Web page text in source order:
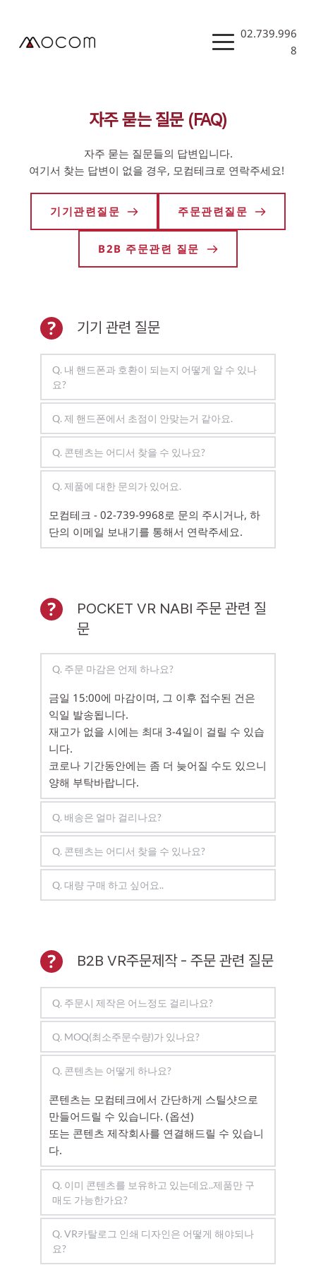
02.739.996
8
자주 묻는 질문 (FAQ)
자주 묻는 질문들의 답변입니다.
여기서 찾는 답변이 없을 경우, 모컴테크로 연락주세요!
기기관련질문 주문관련질문
B2B 주문관련 질문
기기 관련 질문
Q. 내 핸드폰과 호환이 되는지 어떻게 알 수 있나
요?
대부분의 스마트폰의 경우 호환이 가능합니
다. (자이로센서 탑재모델)
서 탑재모델인지 구매 전에 확인하시기 바랍니
다.
(구글카드보드앱 설치 가능여부 확인, 설치 불
가능할 경우 자이로 센서 없는 모델입니다. 하
Q. 제 핸드폰에서 초점이 안맞는거 같아요.
모델에 따라 최적화를 시켜줘야할 경우도 있습
니다.
어설정으로 들어가서, 사용설명서에 있는 카드
보드 QR마크를 스캔해주세요.
개인차가 있어 뷰어와 눈의 거리는 사람의 마다
최적화 되는 거리가 다르니, 거리를 조절하면서
자신에게 맞는 거리를 찾으세요.
Q. 콘텐츠는 어디서 찾을 수 있나요?
카드보드 앱을 다운받거나, 유투브에서 VR로
는 KR.MOCOMVR.COM으로 접속하세요.VR콘
텐츠 페이지를 참고해주세요.
Q. 제품에 대한 문의가 있어요.
모컴테크 - 02-739-9968로 문의 주시거나, 하
단의 이메일 보내기를 통해서 연락주세요.
POCKET VR NABI 주문 관련 질
문
Q. 주문 마감은 언제 하나요?
금일 15:00에 마감이며, 그 이후 접수된 건은
익일 발송됩니다.
재고가 없을 시에는 최대 3-4일이 걸릴 수 있습
니다.
코로나 기간동안에는 좀 더 늦어질 수도 있으니
양해 부탁바랍니다.
Q. 배송은 얼마 걸리나요?
대체로 다음날 도착하지만 상황에 따라 최대 3
일까지 소요될 수 있습니다.
(도서/산간지역의 경우는 추가)
대부분의 경우, CJ대한통운 택배를 통해 배송됩
Q. 콘텐츠는 어디서 찾을 수 있나요?
카드보드 앱을 다운받거나, 유투브에서 VR로
검색하면 많은 영상을 감상 할 수 있습니다.또
Q. 대량 구매 하고 싶어요..
B2B VR주문제작 - 주문 관련 질문
Q. 주문시 제작은 어느정도 걸리나요?
수량에 따라 달라질 수 있습니다. 보통 1000개
는 10일, 5000개의 경우 30일정도 걸립니다.
Q. MOQ(최소주문수량)가 있나요?
MOQ는 1000개입니다. 하지만 그 이하의 수량
Q. 콘텐츠는 어떻게 하나요?
콘텐츠는 모컴테크에서 간단하게 스틸샷으로
만들어드릴 수 있습니다. (옵션)
또는 콘텐츠 제작회사를 연결해드릴 수 있습니
다.
Q. 이미 콘텐츠를 보유하고 있는데요..제품만 구
매도 가능한가요?
네 가능합니다!
Q. VR카탈로그 인쇄 디자인은 어떻게 해야되나
요?